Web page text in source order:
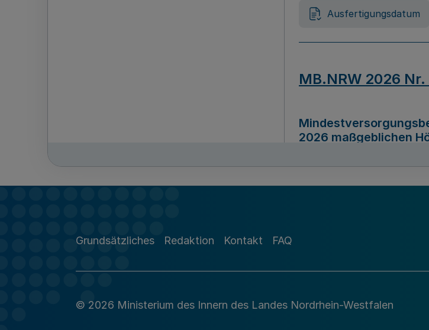
Ausfertigungsdatum
MB.NRW 2026
2026 maßgeblichen
Richtlinie zur
Grundsätzliches Redaktion Kontakt FAQ
© 2026 Ministerium des Innern des Landes Nordrhein-Westfalen